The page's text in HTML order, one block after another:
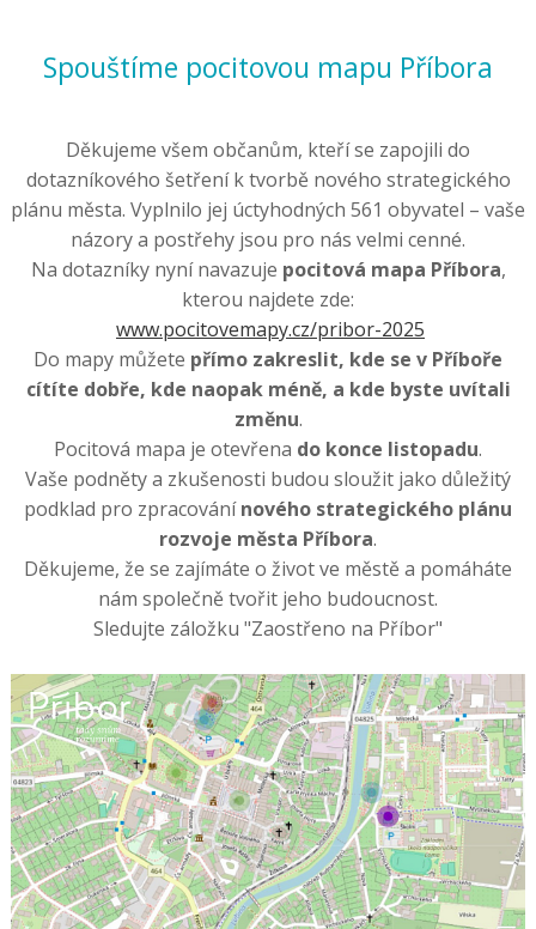
Spouštíme pocitovou mapu Příbora
Děkujeme všem občanům, kteří se zapojili do
dotazníkového šetření k tvorbě nového strategického
plánu města. Vyplnilo jej úctyhodných 561 obyvatel – vaše
názory a postřehy jsou pro nás velmi cenné.
Na dotazníky nyní navazuje pocitová mapa Příbora,
kterou najdete zde:
www.pocitovemapy.cz/pribor-2025
Do mapy můžete přímo zakreslit, kde se v Příboře
cítíte dobře, kde naopak méně, a kde byste uvítali
změnu.
Pocitová mapa je otevřena do konce listopadu.
Vaše podněty a zkušenosti budou sloužit jako důležitý
podklad pro zpracovánínového strategického plánu
rozvoje města Příbora.
Děkujeme, že se zajímáte o život ve městě a pomáháte
nám společně tvořit jeho budoucnost.
Sledujte záložku "Zaostřeno na Příbor"